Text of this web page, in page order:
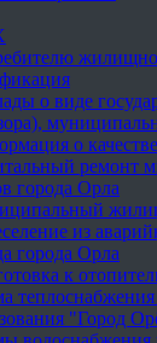
о виде
о
ремонт
города Орла
из
города Орла
к
"Город